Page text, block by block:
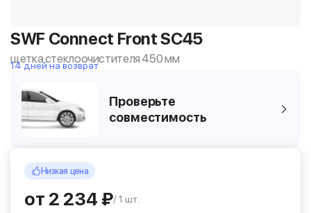
SWF Connect Front SC45
щетка стеклоочистителя 450 мм
14 дней на возврат
Проверьте
совместимость
Низкая цена
от 2 234 ₽/ 1 шт.